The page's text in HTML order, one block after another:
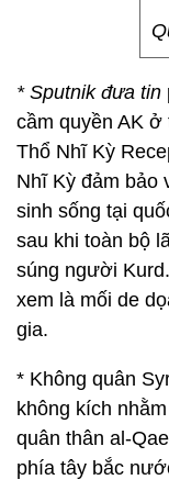
* Sputnik đưa tin
cầm quyền AK ở
Thổ Nhĩ Kỳ
Nhĩ Kỳ đảm bảo
sinh sống tại
sau khi toàn bộ
súng người
xem là mối de
gia.
* Không quân
không kích
quân thân al-
phía tây bắc